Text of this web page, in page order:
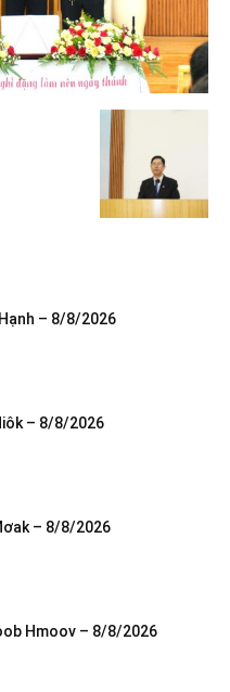
– 8/8/2026
– 8/8/2026
– 8/8/2026
Hmoov – 8/8/2026